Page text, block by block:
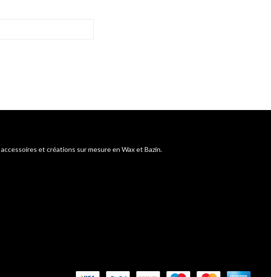
et créations sur mesure en Wax et Bazin.